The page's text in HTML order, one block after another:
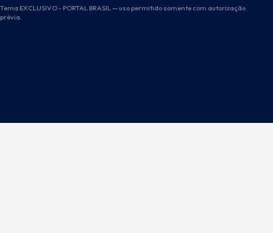
Tema EXCLUSIVO - PORTAL BRASIL — uso permitido somente com autorização
prévia.